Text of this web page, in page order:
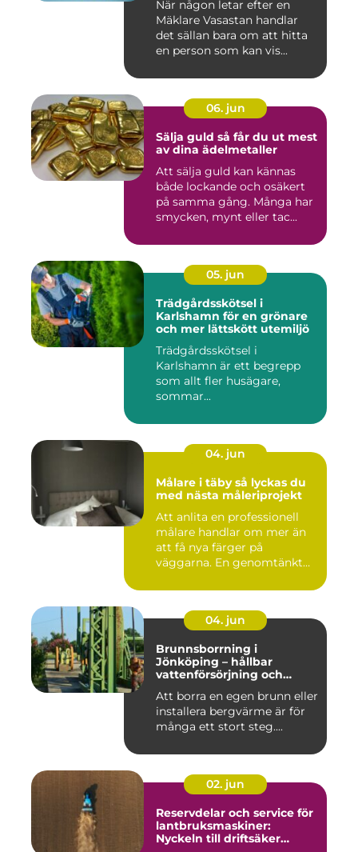
När någon letar efter en
Mäklare Vasastan handlar
det sällan bara om att hitta
en person som kan vis...
06. jun
Sälja guld så får du ut mest
av dina ädelmetaller
Att sälja guld kan kännas
både lockande och osäkert
på samma gång. Många har
smycken, mynt eller tac...
05. jun
Trädgårdsskötsel i
Karlshamn för en grönare
och mer lättskött utemiljö
Trädgårdsskötsel i
Karlshamn är ett begrepp
som allt fler husägare,
sommar...
04. jun
Målare i täby så lyckas du
med nästa måleriprojekt
Att anlita en professionell
målare handlar om mer än
att få nya färger på
väggarna. En genomtänkt
04. jun
Brunnsborrning i
Jönköping – hållbar
vattenförsörjning och
Att borra en egen brunn eller
installera bergvärme är för
många ett stort steg....
02. jun
Reservdelar och service för
lantbruksmaskiner:
Nyckeln till driftsäker